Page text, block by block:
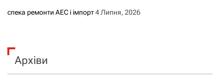
спека ремонти АЕС і імпорт4 Липня, 2026
Архіви